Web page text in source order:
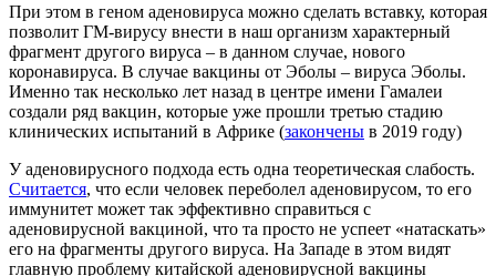
При этом в геном аденовируса можно сделать вставку, которая
позволит ГМ-вирусу внести в наш организм характерный
фрагмент другого вируса – в данном случае, нового
коронавируса. В случае вакцины от Эболы – вируса Эболы.
Именно так несколько лет назад в центре имени Гамалеи
создали ряд вакцин, которые уже прошли третью стадию
клинических испытаний в Африке (закончены в 2019 году)
У аденовирусного подхода есть одна теоретическая слабость.
Считается, что если человек переболел аденовирусом, то его
иммунитет может так эффективно справиться с
аденовирусной вакциной, что та просто не успеет «натаскать»
его на фрагменты другого вируса. На Западе в этом видят
главную проблему китайской аденовирусной вакцины